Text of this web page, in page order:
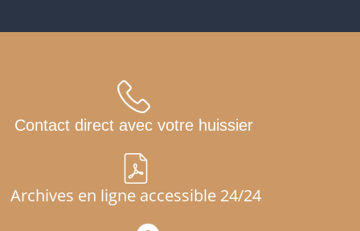
Contact direct avec votre huissier
Archives en ligne accessible 24/24